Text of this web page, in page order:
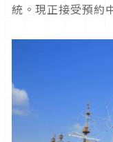
統。現正接受預約